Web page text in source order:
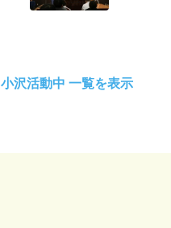
小沢活動中 一覧を表示